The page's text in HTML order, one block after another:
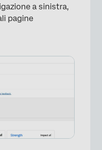
a sinistra,
pagine